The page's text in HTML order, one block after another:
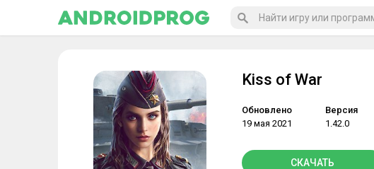
Kiss of War
Обновлено
19 мая 2021
Версия
1.42.0
СКАЧАТЬ